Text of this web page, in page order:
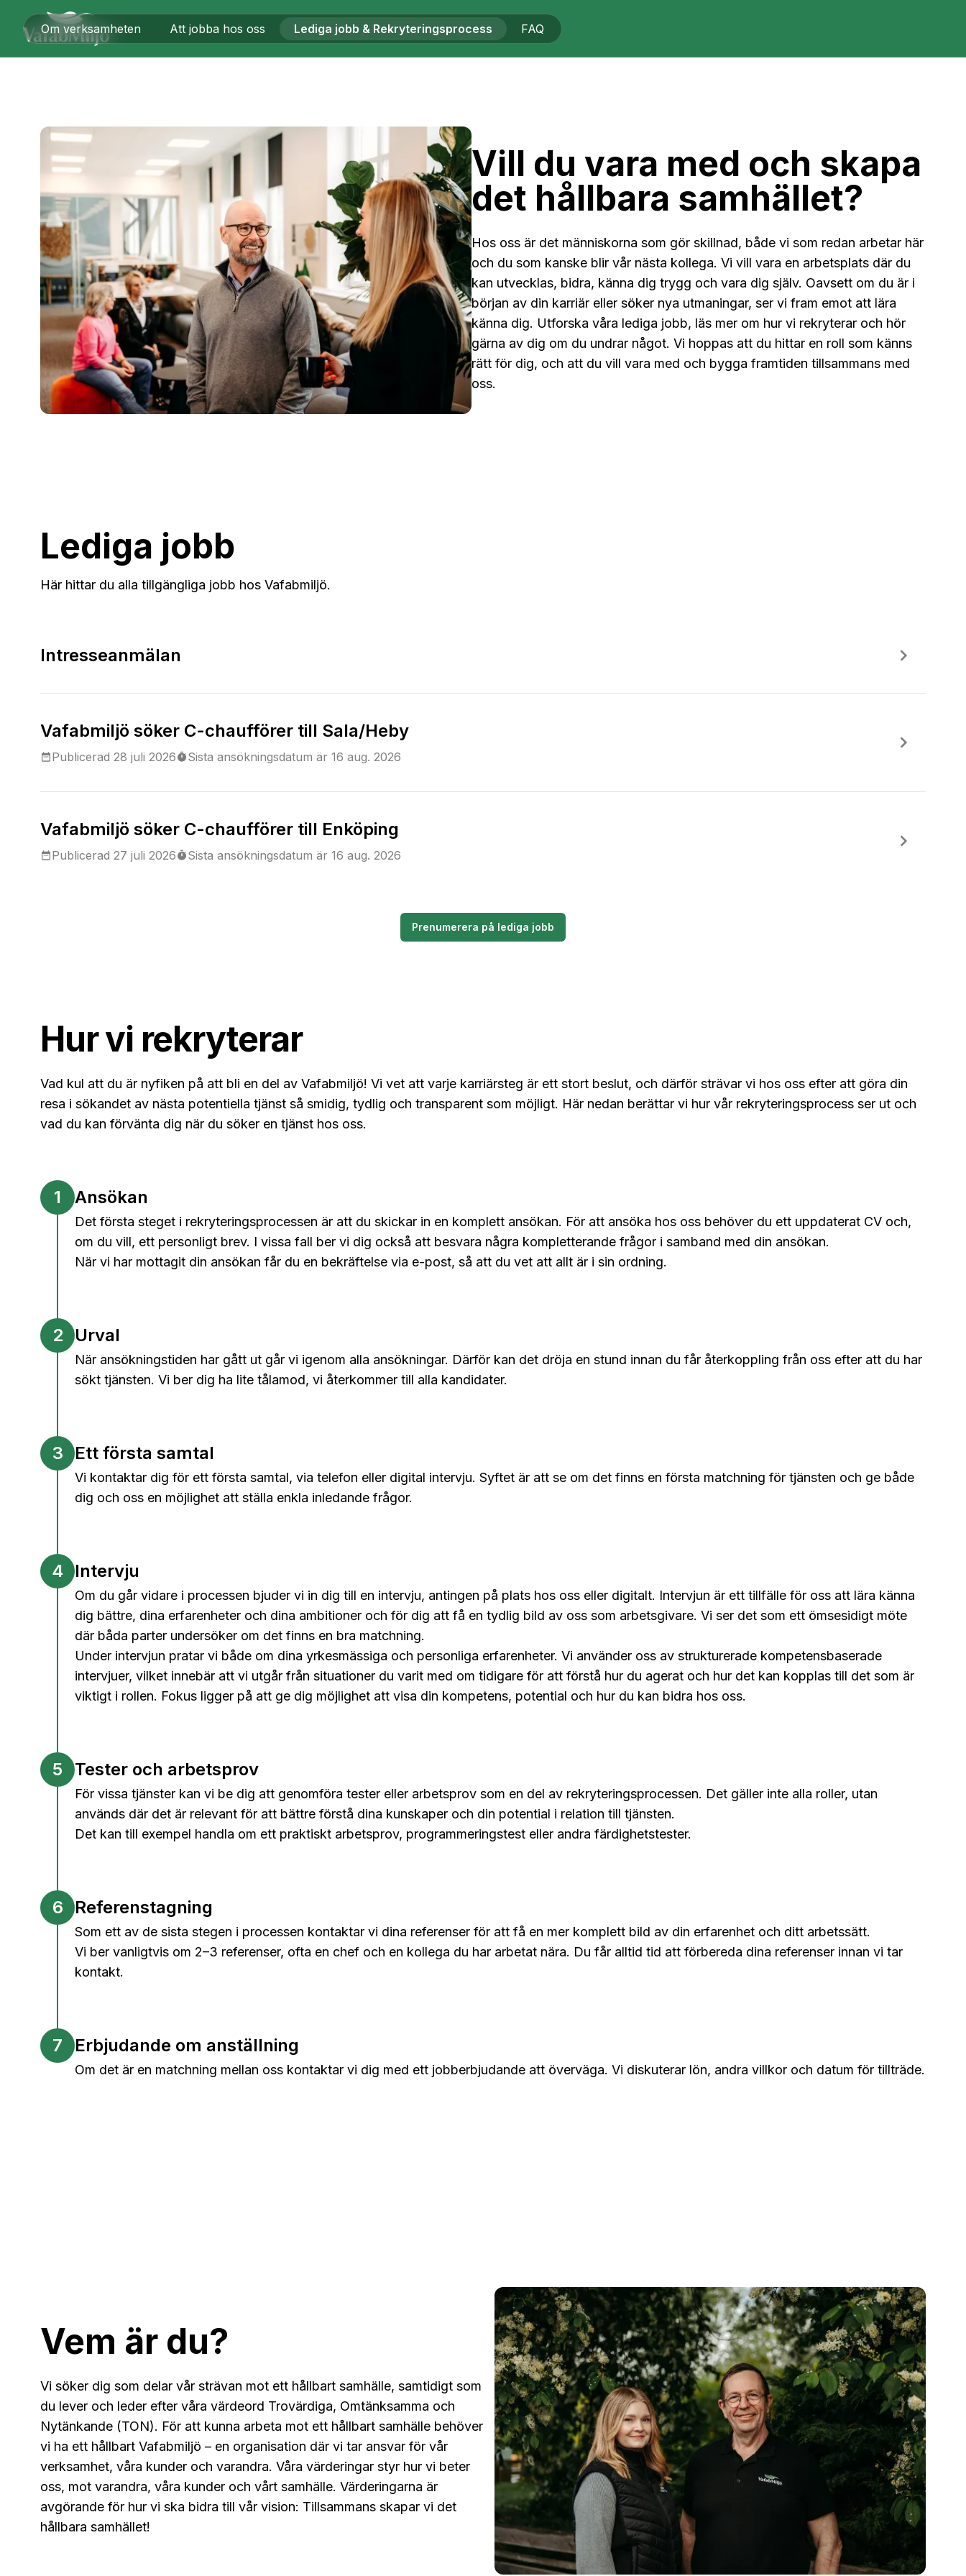
Om verksamheten Att jobba hos oss Lediga jobb & Rekryteringsprocess FAQ
Vill du vara med och skapa
det hållbara samhället?
Hos oss är det människorna som gör skillnad, både vi som redan arbetar här
och du som kanske blir vår nästa kollega. Vi vill vara en arbetsplats där du
kan utvecklas, bidra, känna dig trygg och vara dig själv. Oavsett om du är i
början av din karriär eller söker nya utmaningar, ser vi fram emot att lära
känna dig. Utforska våra lediga jobb, läs mer om hur vi rekryterar och hör
gärna av dig om du undrar något. Vi hoppas att du hittar en roll som känns
rätt för dig, och att du vill vara med och bygga framtiden tillsammans med
oss.
Lediga jobb
Här hittar du alla tillgängliga jobb hos Vafabmiljö.
Intresseanmälan
Vafabmiljö söker C-chaufförer till Sala/Heby
Publicerad 28 juli 2026 Sista ansökningsdatum är 16 aug. 2026
Vafabmiljö söker C-chaufförer till Enköping
Publicerad 27 juli 2026 Sista ansökningsdatum är 16 aug. 2026
Prenumerera på lediga jobb
Hur vi rekryterar
Vad kul att du är nyfiken på att bli en del av Vafabmiljö! Vi vet att varje karriärsteg är ett stort beslut, och därför strävar vi hos oss efter att göra din
resa i sökandet av nästa potentiella tjänst så smidig, tydlig och transparent som möjligt. Här nedan berättar vi hur vår rekryteringsprocess ser ut och
vad du kan förvänta dig när du söker en tjänst hos oss.
1 Ansökan
Det första steget i rekryteringsprocessen är att du skickar in en komplett ansökan. För att ansöka hos oss behöver du ett uppdaterat CV och,
om du vill, ett personligt brev. I vissa fall ber vi dig också att besvara några kompletterande frågor i samband med din ansökan.
När vi har mottagit din ansökan får du en bekräftelse via e-post, så att du vet att allt är i sin ordning.
2 Urval
När ansökningstiden har gått ut går vi igenom alla ansökningar. Därför kan det dröja en stund innan du får återkoppling från oss efter att du har
sökt tjänsten. Vi ber dig ha lite tålamod, vi återkommer till alla kandidater.
3 Ett första samtal
Vi kontaktar dig för ett första samtal, via telefon eller digital intervju. Syftet är att se om det finns en första matchning för tjänsten och ge både
dig och oss en möjlighet att ställa enkla inledande frågor.
4 Intervju
Om du går vidare i processen bjuder vi in dig till en intervju, antingen på plats hos oss eller digitalt. Intervjun är ett tillfälle för oss att lära känna
dig bättre, dina erfarenheter och dina ambitioner och för dig att få en tydlig bild av oss som arbetsgivare. Vi ser det som ett ömsesidigt möte
där båda parter undersöker om det finns en bra matchning.
Under intervjun pratar vi både om dina yrkesmässiga och personliga erfarenheter. Vi använder oss av strukturerade kompetensbaserade
intervjuer, vilket innebär att vi utgår från situationer du varit med om tidigare för att förstå hur du agerat och hur det kan kopplas till det som är
viktigt i rollen. Fokus ligger på att ge dig möjlighet att visa din kompetens, potential och hur du kan bidra hos oss.
5 Tester och arbetsprov
För vissa tjänster kan vi be dig att genomföra tester eller arbetsprov som en del av rekryteringsprocessen. Det gäller inte alla roller, utan
används där det är relevant för att bättre förstå dina kunskaper och din potential i relation till tjänsten.
Det kan till exempel handla om ett praktiskt arbetsprov, programmeringstest eller andra färdighetstester.
6 Referenstagning
Som ett av de sista stegen i processen kontaktar vi dina referenser för att få en mer komplett bild av din erfarenhet och ditt arbetssätt.
Vi ber vanligtvis om 2–3 referenser, ofta en chef och en kollega du har arbetat nära. Du får alltid tid att förbereda dina referenser innan vi tar
kontakt.
7 Erbjudande om anställning
Om det är en matchning mellan oss kontaktar vi dig med ett jobberbjudande att överväga. Vi diskuterar lön, andra villkor och datum för tillträde.
Vem är du?
Vi söker dig som delar vår strävan mot ett hållbart samhälle, samtidigt som
du lever och leder efter våra värdeord Trovärdiga, Omtänksamma och
Nytänkande (TON). För att kunna arbeta mot ett hållbart samhälle behöver
vi ha ett hållbart Vafabmiljö – en organisation där vi tar ansvar för vår
verksamhet, våra kunder och varandra. Våra värderingar styr hur vi beter
oss, mot varandra, våra kunder och vårt samhälle. Värderingarna är
avgörande för hur vi ska bidra till vår vision: Tillsammans skapar vi det
hållbara samhället!